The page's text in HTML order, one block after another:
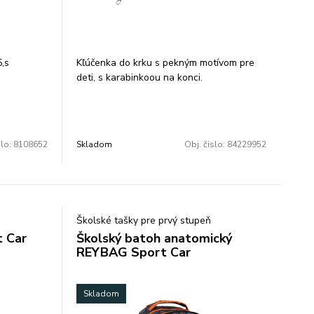
Dno
8108652
Kľúčenka do krku s pekným motívom pre
deti, s karabinkoou na konci.
Skladom Obj. čislo: 84229952
Car
Školské tašky pre prvý stupeň
Školský batoh anatomický
REYBAG Sport Car
Skladom